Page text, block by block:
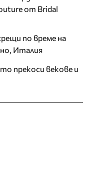
от Bridal
по време на
Италия
прекоси векове и